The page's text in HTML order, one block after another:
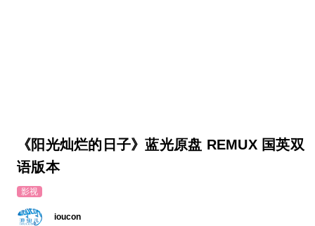
《阳光灿烂的日子》蓝光原盘 REMUX 国英双
语版本
影视
ioucon